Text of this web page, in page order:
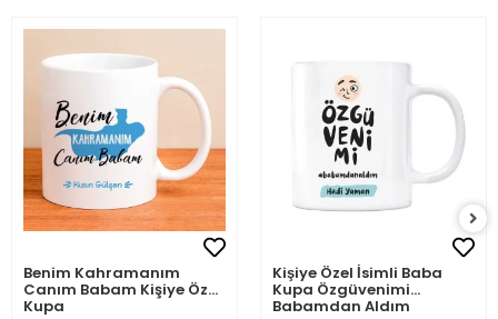
Benim Kahramanım
Canım Babam Kişiye Özel
Kupa
Kişiye Özel İsimli Baba
Kupa Özgüvenimi
Babamdan Aldım